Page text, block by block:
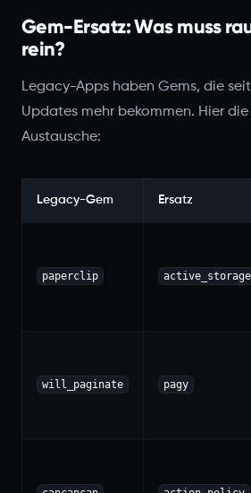
Gem-Ersatz: Was muss
rein?
Legacy-Apps haben Gems, die
Updates mehr bekommen. Hier
Austausche:
Legacy-Gem Ersatz
paperclip active_storage
will_paginate pagy